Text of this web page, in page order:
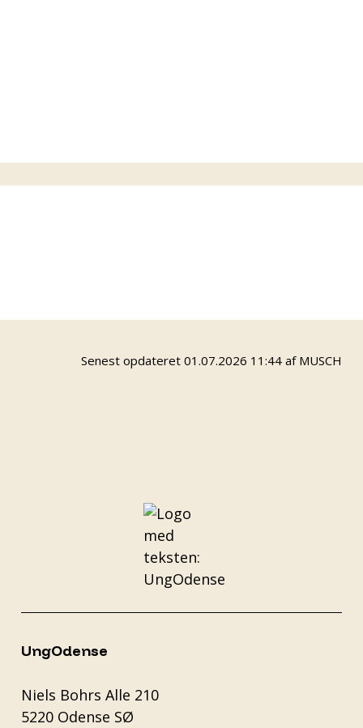
Senest opdateret 01.07.2026 11:44 af MUSCH
UngOdense
Niels Bohrs Alle 210
5220 Odense SØ